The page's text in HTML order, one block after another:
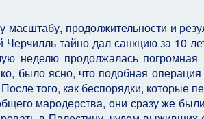
продолжительности и
Черчилль тайно дал санкцию за 10
неделю продолжалась погромная
было ясно, что подобная операция
того, как беспорядки, которые
мародерства, они сразу же